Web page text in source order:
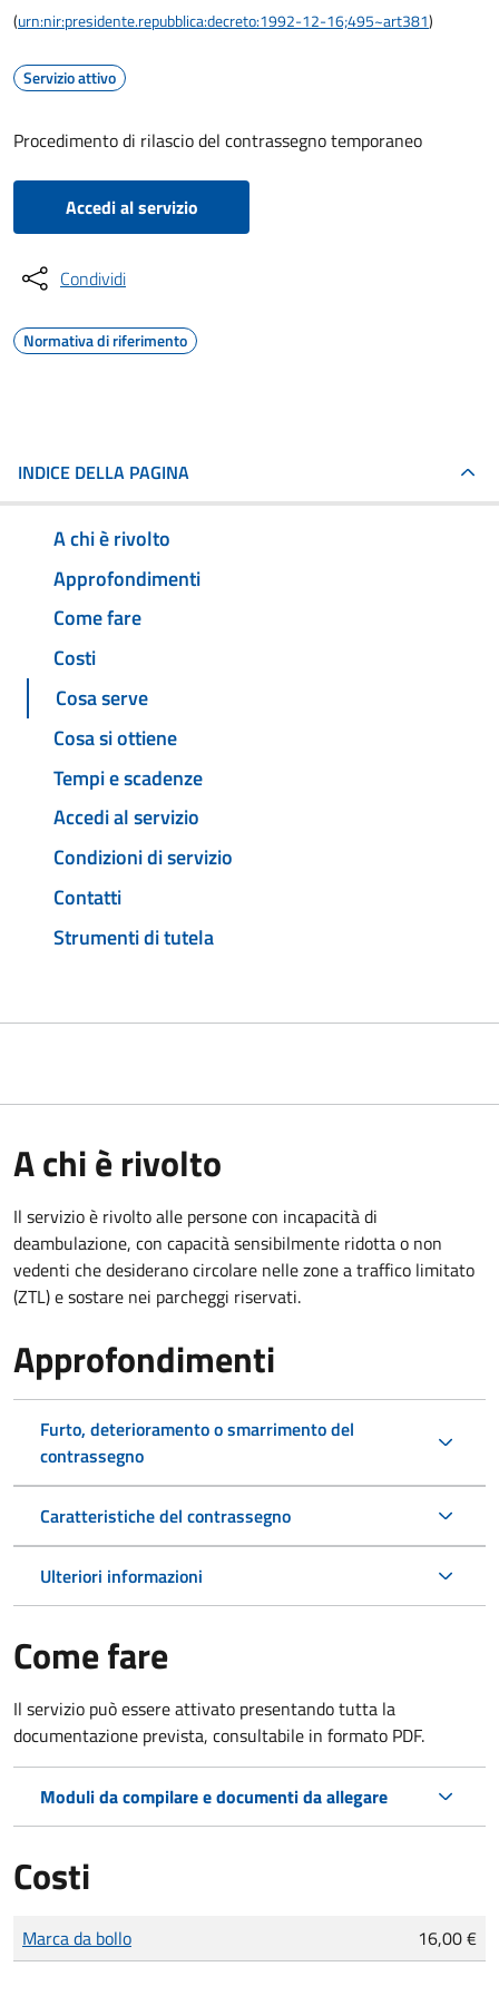
(urn:nir:presidente.repubblica:decreto:1992-12-16;495~art381)
Servizio attivo
Procedimento di rilascio del contrassegno temporaneo
Accedi al servizio
Condividi
Normativa di riferimento
INDICE DELLA PAGINA
A chi è rivolto
Approfondimenti
Come fare
Costi
Cosa serve
Cosa si ottiene
Tempi e scadenze
Accedi al servizio
Condizioni di servizio
Contatti
Strumenti di tutela
A chi è rivolto
Il servizio è rivolto alle persone con incapacità di
deambulazione, con capacità sensibilmente ridotta o non
vedenti che desiderano circolare nelle zone a traffico limitato
(ZTL) e sostare nei parcheggi riservati.
Approfondimenti
Furto, deterioramento o smarrimento del
contrassegno
Caratteristiche del contrassegno
Ulteriori informazioni
Come fare
Il servizio può essere attivato presentando tutta la
documentazione prevista, consultabile in formato PDF.
Moduli da compilare e documenti da allegare
Costi
Tipo di pagamento
Importo
Marca da bollo 16,00 €